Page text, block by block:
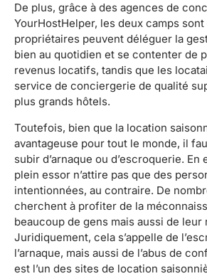
De plus, grâce à des agences de
YourHostHelper, les deux camps
propriétaires peuvent déléguer la
bien au quotidien et se contenter de
revenus locatifs, tandis que les
service de conciergerie de qualité
plus grands hôtels.
Toutefois, bien que la location
avantageuse pour tout le monde, il
subir d’arnaque ou d’escroquerie.
plein essor n’attire pas que des
intentionnées, au contraire. De
cherchent à profiter de la
beaucoup de gens mais aussi de leur
Juridiquement, cela s’appelle de
l’arnaque, mais aussi de l’abus de
est l’un des sites de location